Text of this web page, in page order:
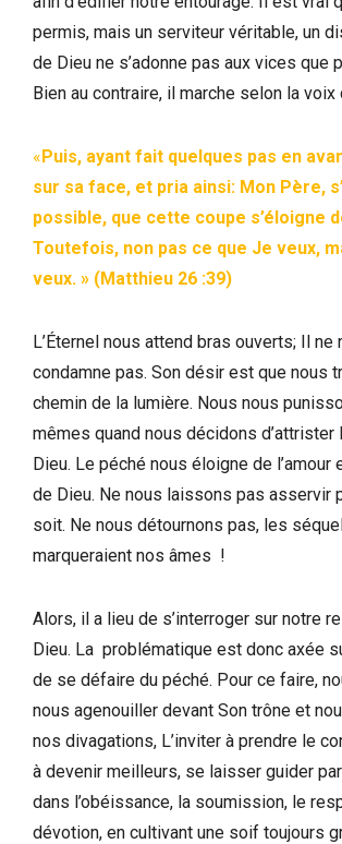
permis, mais un serviteur véritable, un
de Dieu ne s’adonne pas aux vices que
Bien au contraire, il marche selon la voix
«Puis, ayant fait quelques pas en
sur sa face, et pria ainsi: Mon Père,
possible, que cette coupe s’éloigne
Toutefois, non pas ce que Je veux,
veux. » (Matthieu 26 :39)
L’Éternel nous attend bras ouverts; Il ne
condamne pas. Son désir est que nous
chemin de la lumière. Nous nous
mêmes quand nous décidons
Dieu. Le péché nous éloigne de l’amour
de Dieu. Ne nous laissons pas asservir
soit. Ne nous détournons pas, les
marqueraient nos âmes !
Alors, il a lieu de s’interroger sur notre
Dieu. La problématique est donc axée
de se défaire du péché. Pour ce faire,
nous agenouiller devant Son trône et
nos divagations, L’inviter à prendre le
à devenir meilleurs, se laisser guider
dans l’obéissance, la soumission, le
dévotion, en cultivant une soif toujours